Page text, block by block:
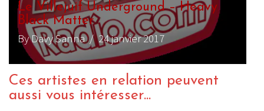
Le Villejuif Underground – Heavy
Black Matter
By Davy Sanna/ 24 janvier 2017
Ces artistes en relation peuvent
aussi vous intéresser...